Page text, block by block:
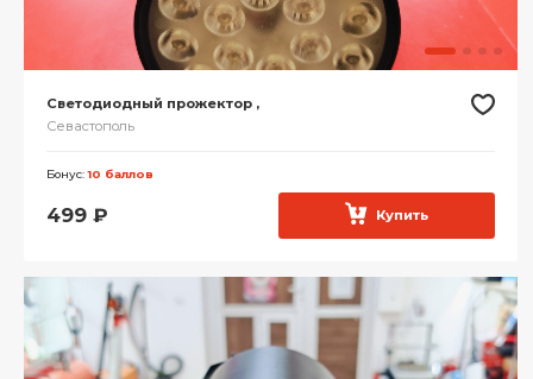
Светодиодный прожектор ,
Севастополь
Бонус:10 баллов
499 ₽ Купить